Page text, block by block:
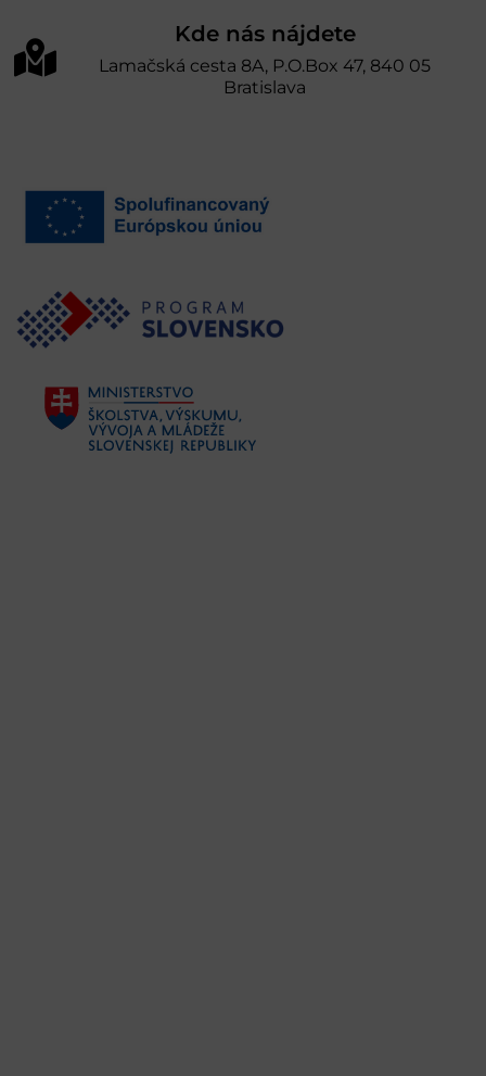
Kde nás nájdete
Lamačská cesta 8A, P.O.Box 47, 840 05
Bratislava